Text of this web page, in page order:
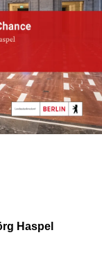
Haspel